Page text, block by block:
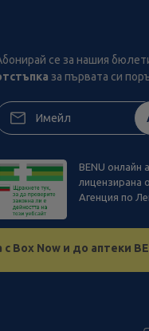
Box Now и до аптеки
се за нашия
за първата си
BENU онлайн
лицензирана
Агенция по